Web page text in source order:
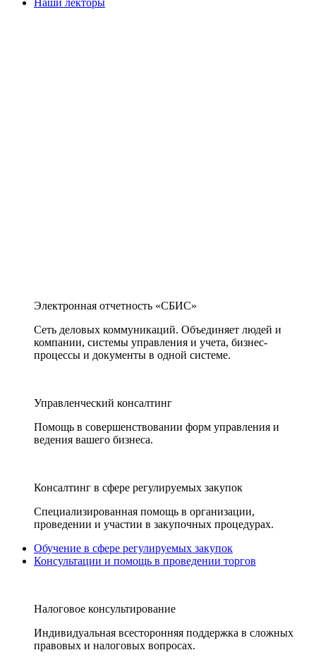
Наши лекторы
Электронная отчетность «СБИС»
Сеть деловых коммуникаций. Объединяет людей и
компании, системы управления и учета, бизнес-
процессы и документы в одной системе.
Управленческий консалтинг
Помощь в совершенствовании форм управления и
ведения вашего бизнеса.
Консалтинг в сфере регулируемых закупок
Специализированная помощь в организации,
проведении и участии в закупочных процедурах.
Обучение в сфере регулируемых закупок
Консультации и помощь в проведении торгов
Налоговое консультирование
Индивидуальная всесторонняя поддержка в сложных
правовых и налоговых вопросах.